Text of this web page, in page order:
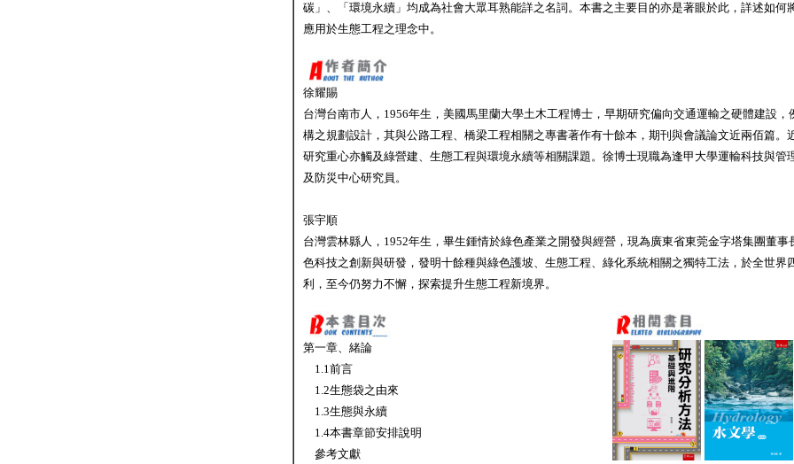
碳」、「環境永續」均成為社會大眾耳熟能詳之名詞。本書之主要目的亦是著眼於此，詳述如何
應用於生態工程之理念中。
徐耀賜
台灣台南市人，1956年生，美國馬里蘭大學土木工程博士，早期研究偏向交通運輸之硬體建設，
構之規劃設計，其與公路工程、橋梁工程相關之專書著作有十餘本，期刊與會議論文近兩佰篇。
研究重心亦觸及綠營建、生態工程與環境永續等相關課題。徐博士現職為逢甲大學運輸科技與管
及防災中心研究員。
張宇順
台灣雲林縣人，1952年生，畢生鍾情於綠色產業之開發與經營，現為廣東省東莞金字塔集團董事
色科技之創新與研發，發明十餘種與綠色護坡、生態工程、綠化系統相關之獨特工法，於全世界
利，至今仍努力不懈，探索提升生態工程新境界。
第一章、緒論
1.1前言
1.2生態袋之由來
1.3生態與永續
1.4本書章節安排說明
參考文獻